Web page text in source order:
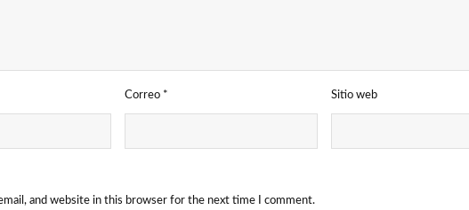
Correo * Sitio web
and website in this browser for the next time I comment.